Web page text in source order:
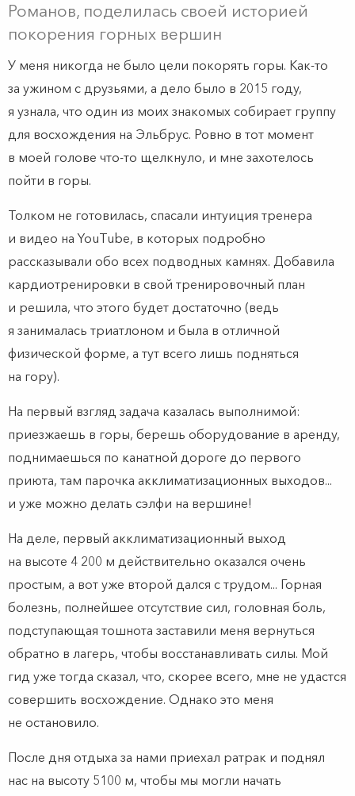
Романов, поделилась своей историей
покорения горных вершин
У меня никогда не было цели покорять горы. Как-то
за ужином с друзьями, а дело было в 2015 году,
я узнала, что один из моих знакомых собирает группу
для восхождения на Эльбрус. Ровно в тот момент
в моей голове что-то щелкнуло, и мне захотелось
пойти в горы.
Толком не готовилась, спасали интуиция тренера
и видео на YouTube, в которых подробно
рассказывали обо всех подводных камнях. Добавила
кардиотренировки в свой тренировочный план
и решила, что этого будет достаточно (ведь
я занималась триатлоном и была в отличной
физической форме, а тут всего лишь подняться
на гору).
На первый взгляд задача казалась выполнимой:
приезжаешь в горы, берешь оборудование в аренду,
поднимаешься по канатной дороге до первого
приюта, там парочка акклиматизационных выходов...
и уже можно делать сэлфи на вершине!
На деле, первый акклиматизационный выход
на высоте 4 200 м действительно оказался очень
простым, а вот уже второй дался с трудом... Горная
болезнь, полнейшее отсутствие сил, головная боль,
подступающая тошнота заставили меня вернуться
обратно в лагерь, чтобы восстанавливать силы. Мой
гид уже тогда сказал, что, скорее всего, мне не удастся
совершить восхождение. Однако это меня
не остановило.
После дня отдыха за нами приехал ратрак и поднял
нас на высоту 5100 м, чтобы мы могли начать